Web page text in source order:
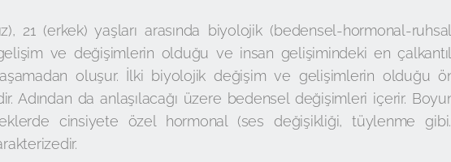
21 (erkek) yaşları arasında biyolojik (bedensel-hormonal-
ve değişimlerin olduğu ve insan gelişimindeki en
oluşur. İlki biyolojik değişim ve gelişimlerin olduğu
Adından da anlaşılacağı üzere bedensel değişimleri içerir.
cinsiyete özel hormonal (ses değişikliği, tüylenme